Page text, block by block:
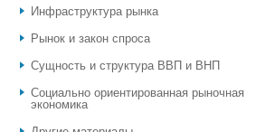
Инфраструктура рынка
Рынок и закон спроса
Сущность и структура ВВП и ВНП
Социально ориентированная рыночная
экономика